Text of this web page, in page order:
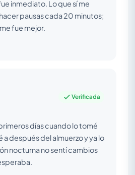
inmediato. Lo que sí me
pausas cada 20 minutos;
fue mejor.
Verificada
días cuando lo tomé
a después del almuerzo y ya lo
nocturna no sentí cambios